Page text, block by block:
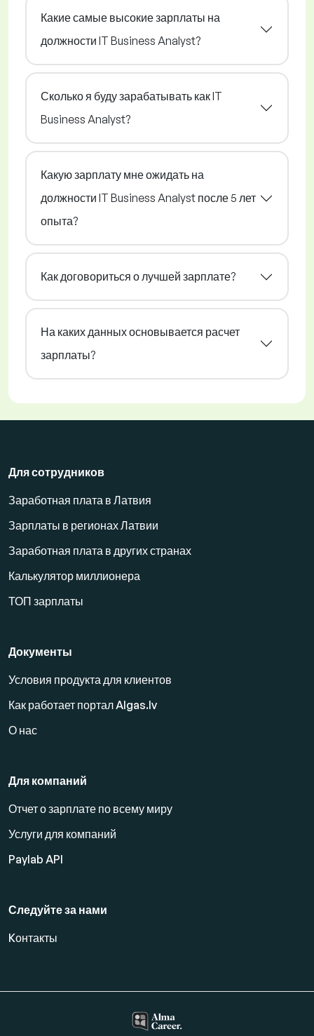
Какие самые высокие зарплаты на
должности IT Business Analyst?
Сколько я буду зарабатывать как IT
Business Analyst?
Какую зарплату мне ожидать на
должности IT Business Analyst после 5 лет
опыта?
Как договориться о лучшей зарплате?
На каких данных основывается расчет
зарплаты?
Для сотрудников
Заработная плата в Латвия
Зарплаты в регионах Латвии
Заработная плата в других странах
Калькулятор миллионера
ТОП зарплаты
Документы
Условия продукта для клиентов
Как работает портал Algas.lv
О нас
Для компаний
Отчет о зарплате по всему миру
Услуги для компаний
Paylab API
Следуйте за нами
Kонтакты